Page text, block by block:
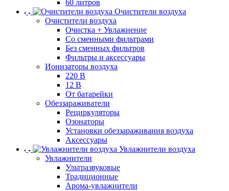
60 литров
Очистители воздуха
Очистители воздуха
Очистка + Увлажнение
Cо сменными фильтрами
Без сменных фильтров
Фильтры и аксессуары
Ионизаторы воздуха
220 В
12 В
От батарейки
Обеззараживатели
Рециркуляторы
Озонаторы
Установки обеззараживания воздуха
Аксессуары
Увлажнители воздуха
Увлажнители
Ультразвуковые
Традиционные
Арома-увлажнители